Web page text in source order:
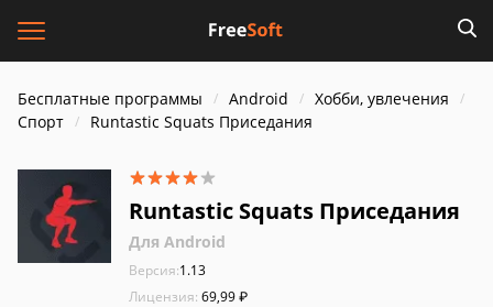
Бесплатные программы Android
Хобби, увлечения
Спорт
Runtastic Squats Приседания
Runtastic Squats Приседания
Для Android
Версия:1.13
Лицензия: 69,99 ₽